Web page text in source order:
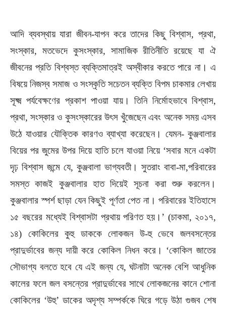
আদি ব্যবস্থায় যারা জীবন-যাপন করে তাদের কিছু বিশ্বাস, প্রথা,
সংস্কার, মতভেদে কুসংস্কার, সামাজিক রীতিনীতি রয়েছে যা ঐ
জীবনের প্রতি বিশ্বস্ত ব্যক্তিমাত্রই অস্বীকার করতে পারে না। এ
বিষয়ে নিজস্ব সমাজ ও সংস্কৃতি সচেতন ব্যক্তি বিপম চাকমার লেখায়
সূক্ষ্ম পর্যবেক্ষণের প্রকাশ পাওয়া যায়। তিনি নির্মোহভাবে বিশ্বাস,
প্রথা, সংস্কার ও কুসংস্কারের উৎস খুঁজেছেন এবং অনেক সময় এসব
উঠে যাওয়ার যৌক্তিক কারণও ব্যাখ্যা করেছেন। যেমন- কুঞ্জবালার
বিয়ের পর জুমের উপর দিয়ে হাতি চলে যাওয়া নিয়ে ‘সবার মনে একটা
দৃঢ় বিশ্বাস জন্মে যে, কুঞ্জবালা ভাগ্যবতী। সুতরাং বাবা-মা,পরিবারের
সমস্ত কাজই কুঞ্জবালার হাত দিয়েই সূচনা করা শুরু করলেন।
কুঞ্জবালার স্পর্শ ছাড়া যেন কিছুই পূর্ণতা পেত না। পরিবারের ইতিহাসে
১৫ বছরের মধ্যেই বিশ্বাসটা প্রথায় পরিণত হয়।’ (চাকমা, ২০১৭,
১৪) কোকিলের কুহু ডাককে লোকজন উ-হু ভেবে জলবসন্তের
প্রাদুর্ভাবের জন্য দায়ী করে কোকিল নিধন করে। ‘কোকিল জাতের
সৌভাগ্য বলতে হবে যে এই জন্য যে, ঘটনাটা অনেক বেশি আধুনিক
কালের ফলে জল বসন্তের প্রাদুর্ভাবের সাথে লোকজনের কানে শোনা
কোকিলের ‘উহু’ ডাকের অদৃশ্য সম্পর্ককে ঘিরে গড়ে উঠা গুজব শেষ